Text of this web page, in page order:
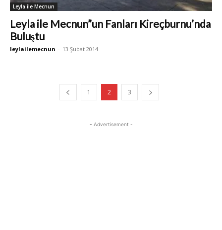
Leyla ile Mecnun
Leyla ile Mecnun”un Fanları Kireçburnu’nda
Buluştu
leylailemecnun - 13 Şubat 2014
1 2 3
- Advertisement -